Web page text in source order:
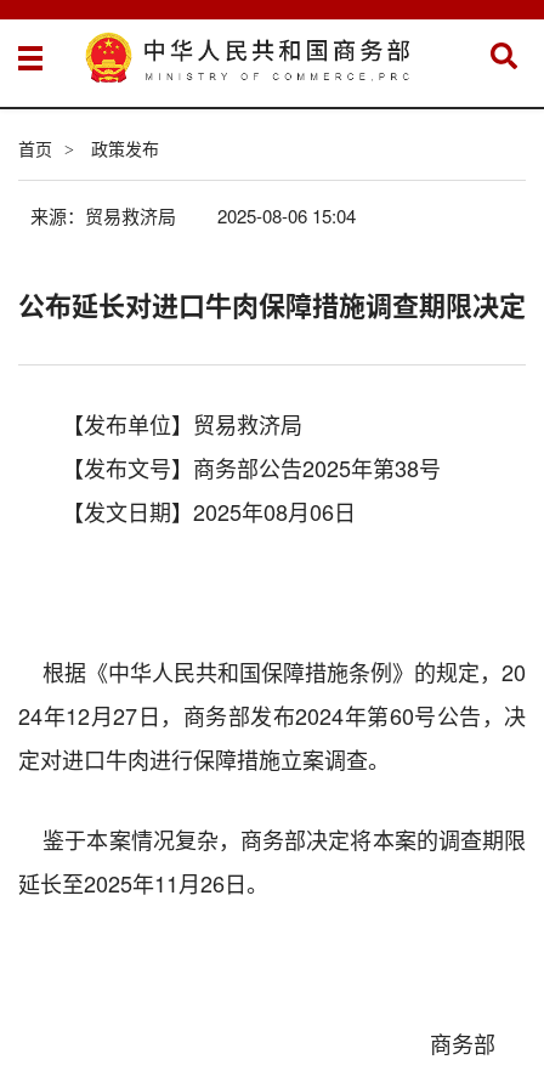
首页 > 政策发布
来源：贸易救济局 2025-08-06 15:04
公布延长对进口牛肉保障措施调查期限决定
【发布单位】贸易救济局
【发布文号】商务部公告2025年第38号
【发文日期】2025年08月06日
根据《中华人民共和国保障措施条例》的规定， 20
24年12月27日，商务部发布2024年第60号公告，决
定对进口牛肉进行保障措施立案调查。
鉴于本案情况复杂，商务部决定将本案的调查期限
延长至2025年11月26日。
商务部